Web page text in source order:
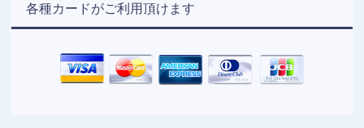
各種カードがご利用頂けます